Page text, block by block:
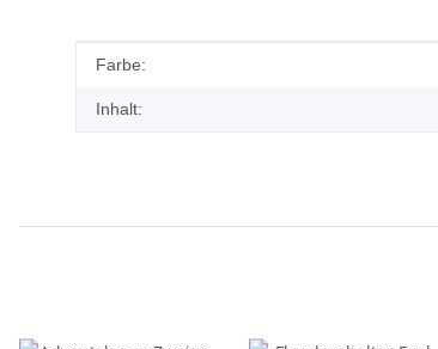
Produkteigenschaft
Wert
Farbe:
Inhalt: